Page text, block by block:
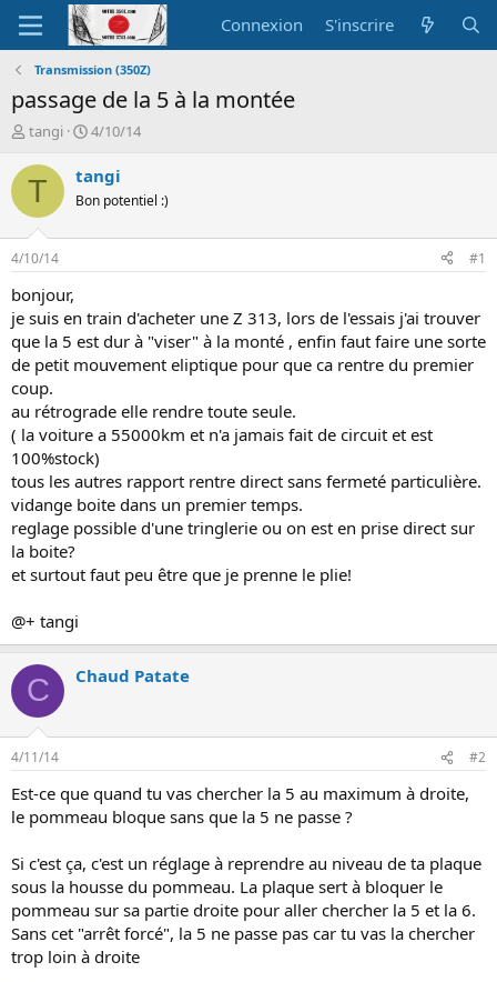
Connexion S'inscrire
Transmission (350Z)
passage de la 5 à la montée
A
t
r
d
e
l
d
i
s
c
u
s
s
i
o
n
tangi
D
t
d
é
t
4/10/14
T tangi
Bon potentiel :)
4/10/14 #1
bonjour,
je suis en train d'acheter une Z 313, lors de l'essais j'ai trouver
que la 5 est dur à "viser" à la monté , enfin faut faire une sorte
de petit mouvement eliptique pour que ca rentre du premier
coup.
au rétrograde elle rendre toute seule.
( la voiture a 55000km et n'a jamais fait de circuit et est
100%stock)
tous les autres rapport rentre direct sans fermeté particulière.
vidange boite dans un premier temps.
reglage possible d'une tringlerie ou on est en prise direct sur
la boite?
et surtout faut peu être que je prenne le plie!
@+ tangi
C Chaud Patate
4/11/14 #2
Est-ce que quand tu vas chercher la 5 au maximum à droite,
le pommeau bloque sans que la 5 ne passe ?
Si c'est ça, c'est un réglage à reprendre au niveau de ta plaque
sous la housse du pommeau. La plaque sert à bloquer le
pommeau sur sa partie droite pour aller chercher la 5 et la 6.
Sans cet "arrêt forcé", la 5 ne passe pas car tu vas la chercher
trop loin à droite